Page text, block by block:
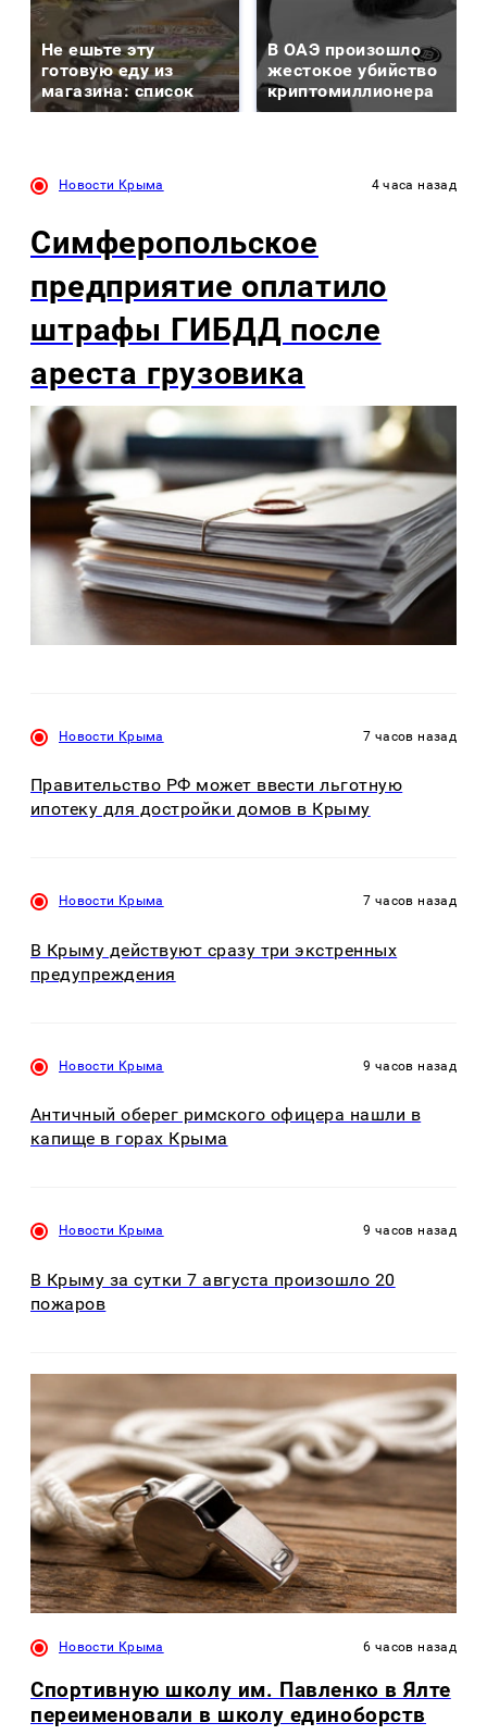
Не ешьте эту
готовую еду из
магазина: список
В ОАЭ произошло
жестокое убийство
криптомиллионера
Новости Крыма 4 часа назад
Симферопольское
предприятие оплатило
штрафы ГИБДД после
ареста грузовика
Новости Крыма 7 часов назад
Правительство РФ может ввести льготную
ипотеку для достройки домов в Крыму
Новости Крыма 7 часов назад
В Крыму действуют сразу три экстренных
предупреждения
Новости Крыма 9 часов назад
Античный оберег римского офицера нашли в
капище в горах Крыма
Новости Крыма 9 часов назад
В Крыму за сутки 7 августа произошло 20
пожаров
Новости Крыма 6 часов назад
Спортивную школу им. Павленко в Ялте
переименовали в школу единоборств